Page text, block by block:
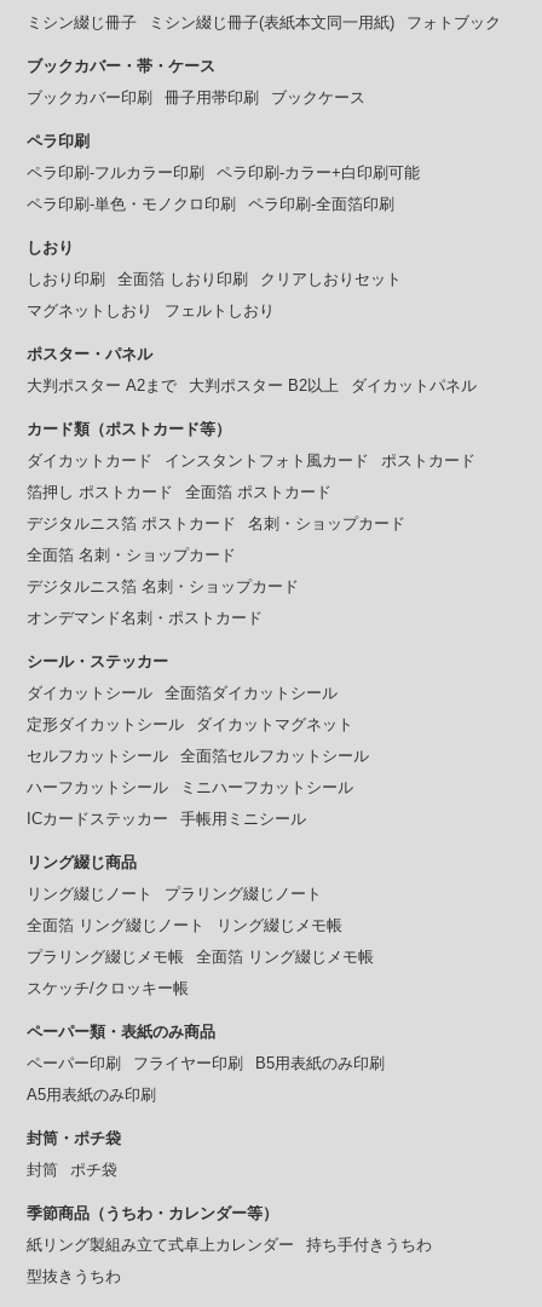
ミシン綴じ冊子
ミシン綴じ冊子(表紙本文同一用紙) フォトブック
ブックカバー・帯・ケース
ブックカバー印刷
冊子用帯印刷 ブックケース
ペラ印刷
ペラ印刷-フルカラー印刷
ペラ印刷-カラー+白印刷可能
ペラ印刷-単色・モノクロ印刷
ペラ印刷-全面箔印刷
しおり
しおり印刷
全面箔 しおり印刷
クリアしおりセット
マグネットしおり
フェルトしおり
ポスター・パネル
大判ポスター A2まで
大判ポスター B2以上 ダイカットパネル
カード類（ポストカード等）
ダイカットカード
インスタントフォト風カード
ポストカード
箔押し ポストカード
全面箔 ポストカード
デジタルニス箔 ポストカード
名刺・ショップカード
全面箔 名刺・ショップカード
デジタルニス箔 名刺・ショップカード
オンデマンド名刺・ポストカード
シール・ステッカー
ダイカットシール
全面箔ダイカットシール
定形ダイカットシール
ダイカットマグネット
セルフカットシール
全面箔セルフカットシール
ハーフカットシール
ミニハーフカットシール
ICカードステッカー
手帳用ミニシール
リング綴じ商品
リング綴じノート
プラリング綴じノート
全面箔 リング綴じノート
リング綴じメモ帳
プラリング綴じメモ帳
全面箔 リング綴じメモ帳
スケッチ/クロッキー帳
ペーパー類・表紙のみ商品
ペーパー印刷
フライヤー印刷
B5用表紙のみ印刷
A5用表紙のみ印刷
封筒・ポチ袋
封筒
ポチ袋
季節商品（うちわ・カレンダー等）
紙リング製組み立て式卓上カレンダー
持ち手付きうちわ
型抜きうちわ